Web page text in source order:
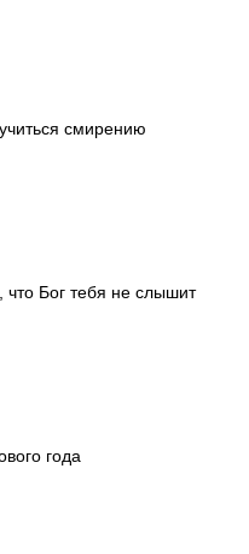
смирению
что Бог тебя не слышит
года